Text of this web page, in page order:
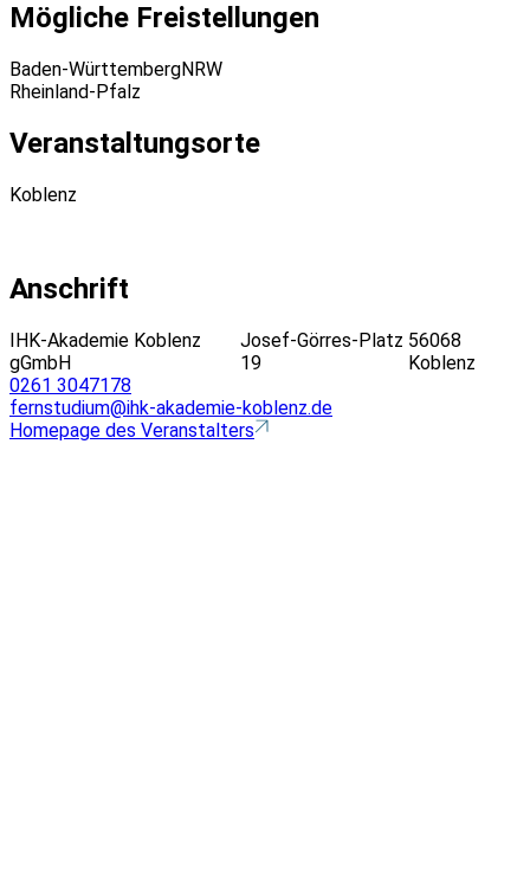
Mögliche Freistellungen
Baden-Württemberg
Rheinland-Pfalz
NRW
Veranstaltungsorte
Koblenz
Anschrift
IHK-Akademie Koblenz
gGmbH
Josef-Görres-Platz
19
56068
Koblenz
0261 3047178
fernstudium@ihk-akademie-koblenz.de
Homepage des Veranstalters